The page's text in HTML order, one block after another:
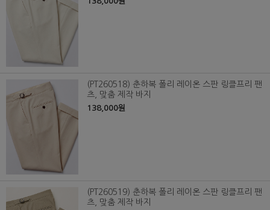
(PT260518) 춘하복 폴리 레이온 스판 링클프리 팬
츠, 맞춤 제작 바지
138,000원
(PT260519) 춘하복 폴리 레이온 스판 링클프리 팬
츠, 맞춤 제작 바지